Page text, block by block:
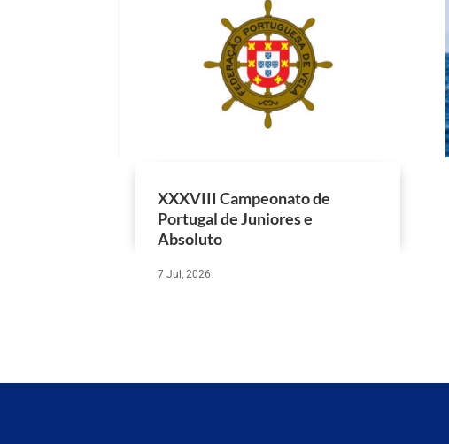
XXXVIII Campeonato de
Portugal de Juniores e
Absoluto
7 Jul, 2026